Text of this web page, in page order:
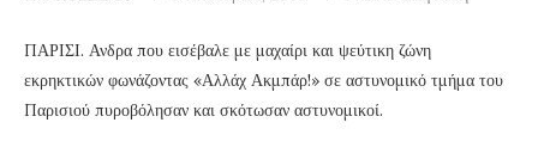
ΠΑΡΙΣΙ. Ανδρα που εισέβαλε με μαχαίρι και ψεύτικη ζώνη
εκρηκτικών φωνάζοντας «Αλλάχ Ακμπάρ!» σε αστυνομικό τμήμα του
Παρισιού πυροβόλησαν και σκότωσαν αστυνομικοί.